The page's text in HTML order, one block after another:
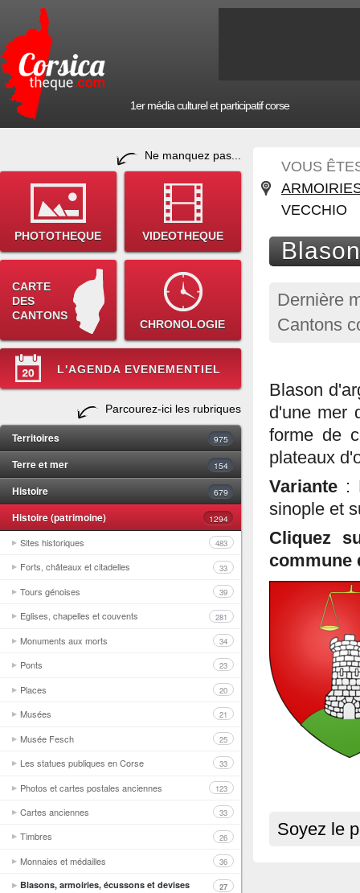
1er média culturel et participatif corse
Ne manquez pas...
PHOTOTHEQUE VIDEOTHEQUE
CARTE
DES
CANTONS
CHRONOLOGIE
L'AGENDA EVENEMENTIEL
Parcourez-ici les rubriques
Territoires 975
Terre et mer 154
Histoire 679
Histoire (patrimoine) 1294
Sites historiques 483
Forts, châteaux et citadelles 33
Tours génoises 39
Eglises, chapelles et couvents 281
Monuments aux morts 34
Ponts 23
Places 20
Musées 21
Musée Fesch 25
Les statues publiques en Corse 33
Photos et cartes postales anciennes 123
Cartes anciennes 33
Timbres 26
Monnaies et médailles 36
Blasons, armoiries, écussons et devises 27
VOUS
VECCHIO
Dernière
Cantons
Blason
d'une mer
forme de
plateaux
Variante :
sinople et
Cliquez
commune
Soyez le